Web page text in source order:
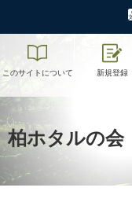
このサイトについて 新規登録
柏ホタルの会